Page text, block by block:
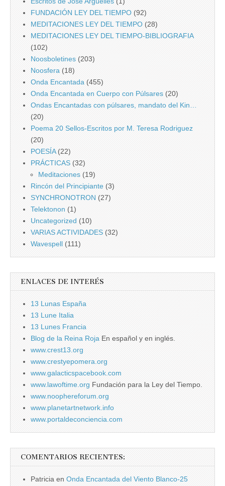
FUNDACIÓN LEY DEL TIEMPO (92)
MEDITACIONES LEY DEL TIEMPO (28)
MEDITACIONES LEY DEL TIEMPO-BIBLIOGRAFIA
(102)
Noosboletines (203)
Noosfera (18)
Onda Encantada (455)
Onda Encantada en Cuerpo con Púlsares (20)
Ondas Encantadas con púlsares, mandato del Kin…
(20)
Poema 20 Sellos-Escritos por M. Teresa Rodriguez
(20)
POESÍA(22)
PRÁCTICAS (32)
Meditaciones (19)
Rincón del Principiante (3)
SYNCHRONOTRON (27)
Telektonon (1)
Uncategorized (10)
VARIAS ACTIVIDADES (32)
Wavespell (111)
ENLACES DE INTERÉS
13 Lunas España
13 Lune Italia
13 Lunes Francia
Blog de la Reina Roja En español y en inglés.
www.crest13.org
www.crestyepomera.org
www.galacticspacebook.com
www.lawoftime.org Fundación para la Ley del Tiempo.
www.noophereforum.org
www.planetartnetwork.info
www.portaldeconciencia.com
COMENTARIOS RECIENTES:
Patricia en Onda Encantada del Viento Blanco-25